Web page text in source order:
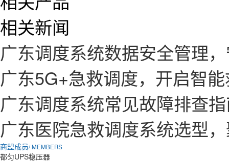
相关新闻
广东调度系统数据安全管理
广东5G+急救调度，开启智
广东调度系统常见故障排查
广东医院急救调度系统选型
商盟成员/ MEMBERS
都匀UPS稳压器